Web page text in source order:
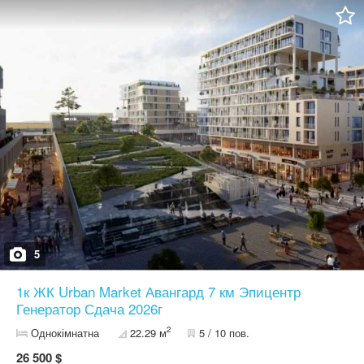
каждого дома есть бесплатная парковка для авто, детские
площадки, зоны отдыха. На территории комплекса есть: школа,
детский садик, четыре супермаркета, пять отделений НОВАЯ
ПОЧТА, два отделения УкрПочты, магазин EVA, магазин
Аврора, лаборатория СМАРТЛАБ, аптеки, ветеринарная
клиника, зоомагазин, цветочный, салоны красоты, кафе, суши,
пиццерия и многое другое. Общественный транспорт: есть
конечная маршрутки 1511, которая едет через центр города на
ЖК вокзал.
5
1к ЖК Urban Market Авангард 7 км Эпицентр
Генератор Сдача 2026г
Однокімнатна 22.29 м2 5 / 10 пов.
26 500 $